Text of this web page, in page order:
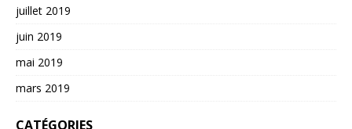
juillet 2019
juin 2019
mai 2019
mars 2019
CATÉGORIES